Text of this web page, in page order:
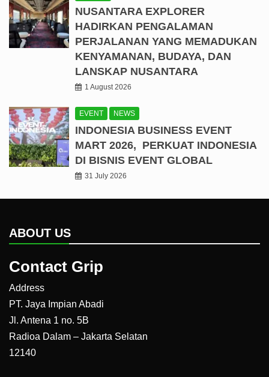
NUSANTARA EXPLORER
HADIRKAN PENGALAMAN
PERJALANAN YANG MEMADUKAN
KENYAMANAN, BUDAYA, DAN
LANSKAP NUSANTARA
1 August 2026
EVENT NEWS
INDONESIA BUSINESS EVENT
MART 2026, PERKUAT INDONESIA
DI BISNIS EVENT GLOBAL
31 July 2026
ABOUT US
Contact Grip
Address
PT. Jaya Impian Abadi
Jl. Antena 1 no. 5B
Radioa Dalam – Jakarta Selatan
12140